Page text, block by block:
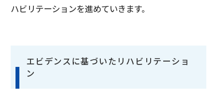
ハビリテーションを進めていきます。
エビデンスに基づいたリハビリテーショ
ン